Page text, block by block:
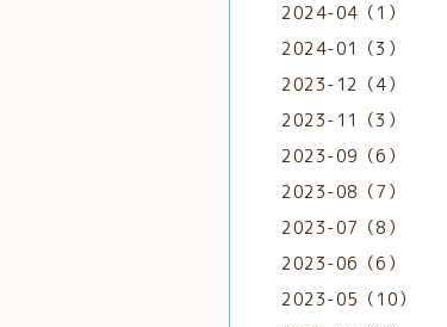
2024-04（1）
2024-01（3）
2023-12（4）
2023-11（3）
2023-09（6）
2023-08（7）
2023-07（8）
2023-06（6）
2023-05（10）